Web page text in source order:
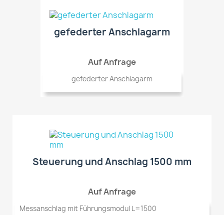
gefederter Anschlagarm
Auf Anfrage
gefederter Anschlagarm
Steuerung und Anschlag 1500 mm
Auf Anfrage
Messanschlag mit Führungsmodul L=1500